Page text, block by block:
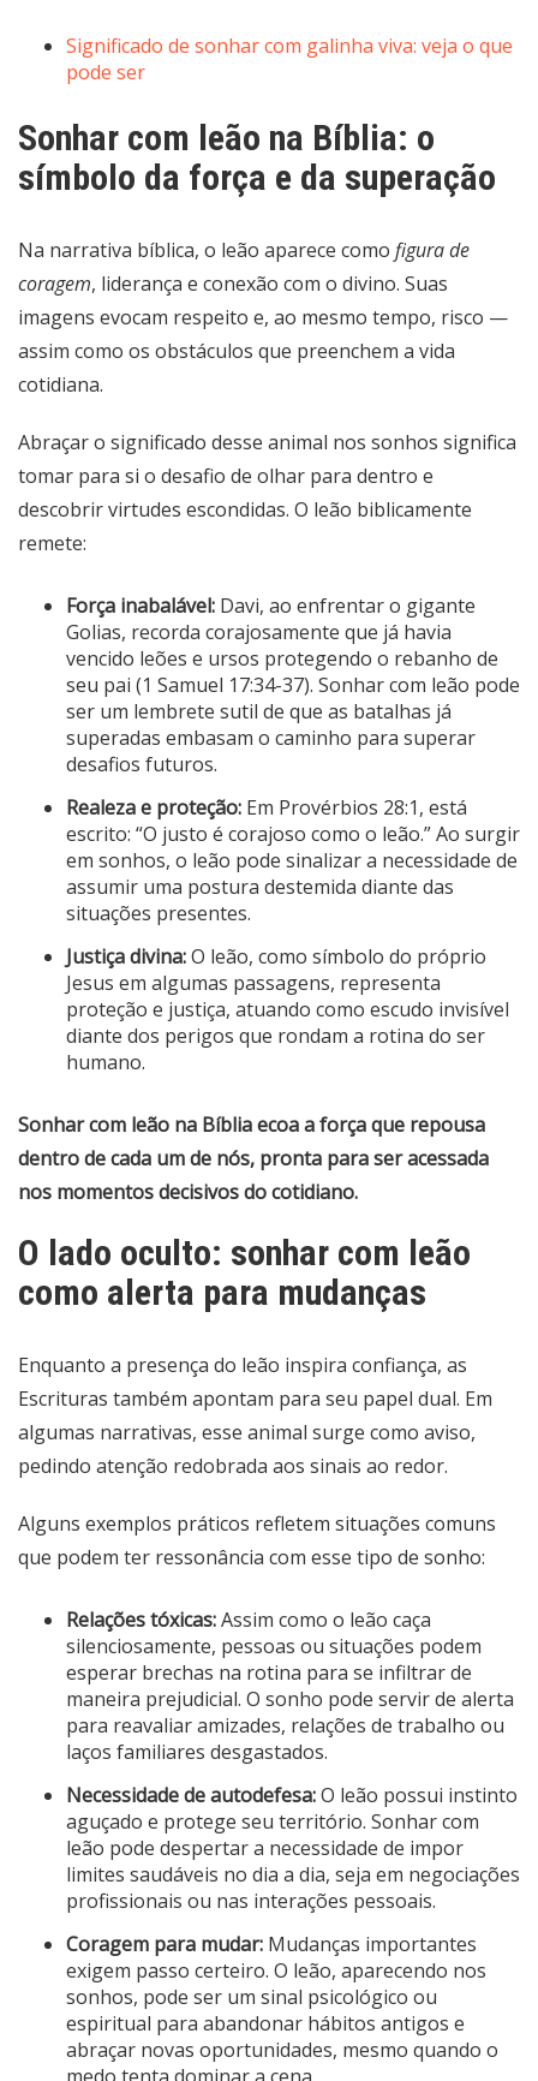
Significado de sonhar com galinha viva: veja o que
pode ser
Sonhar com leão na Bíblia: o
símbolo da força e da superação
Na narrativa bíblica, o leão aparece como figura de
coragem, liderança e conexão com o divino. Suas
imagens evocam respeito e, ao mesmo tempo, risco —
assim como os obstáculos que preenchem a vida
cotidiana.
Abraçar o significado desse animal nos sonhos significa
tomar para si o desafio de olhar para dentro e
descobrir virtudes escondidas. O leão biblicamente
remete:
Força inabalável: Davi, ao enfrentar o gigante
Golias, recorda corajosamente que já havia
vencido leões e ursos protegendo o rebanho de
seu pai (1 Samuel 17:34-37). Sonhar com leão pode
ser um lembrete sutil de que as batalhas já
superadas embasam o caminho para superar
desafios futuros.
Realeza e proteção: Em Provérbios 28:1, está
escrito: “O justo é corajoso como o leão.” Ao surgir
em sonhos, o leão pode sinalizar a necessidade de
assumir uma postura destemida diante das
situações presentes.
Justiça divina:O leão, como símbolo do próprio
Jesus em algumas passagens, representa
proteção e justiça, atuando como escudo invisível
diante dos perigos que rondam a rotina do ser
humano.
Sonhar com leão na Bíblia ecoa a força que repousa
dentro de cada um de nós, pronta para ser acessada
nos momentos decisivos do cotidiano.
O lado oculto: sonhar com leão
como alerta para mudanças
Enquanto a presença do leão inspira confiança, as
Escrituras também apontam para seu papel dual. Em
algumas narrativas, esse animal surge como aviso,
pedindo atenção redobrada aos sinais ao redor.
Alguns exemplos práticos refletem situações comuns
que podem ter ressonância com esse tipo de sonho:
Relações tóxicas:Assim como o leão caça
silenciosamente, pessoas ou situações podem
esperar brechas na rotina para se infiltrar de
maneira prejudicial. O sonho pode servir de alerta
para reavaliar amizades, relações de trabalho ou
laços familiares desgastados.
Necessidade de autodefesa:O leão possui instinto
aguçado e protege seu território. Sonhar com
leão pode despertar a necessidade de impor
limites saudáveis no dia a dia, seja em negociações
profissionais ou nas interações pessoais.
Coragem para mudar: Mudanças importantes
exigem passo certeiro. O leão, aparecendo nos
sonhos, pode ser um sinal psicológico ou
espiritual para abandonar hábitos antigos e
abraçar novas oportunidades, mesmo quando o